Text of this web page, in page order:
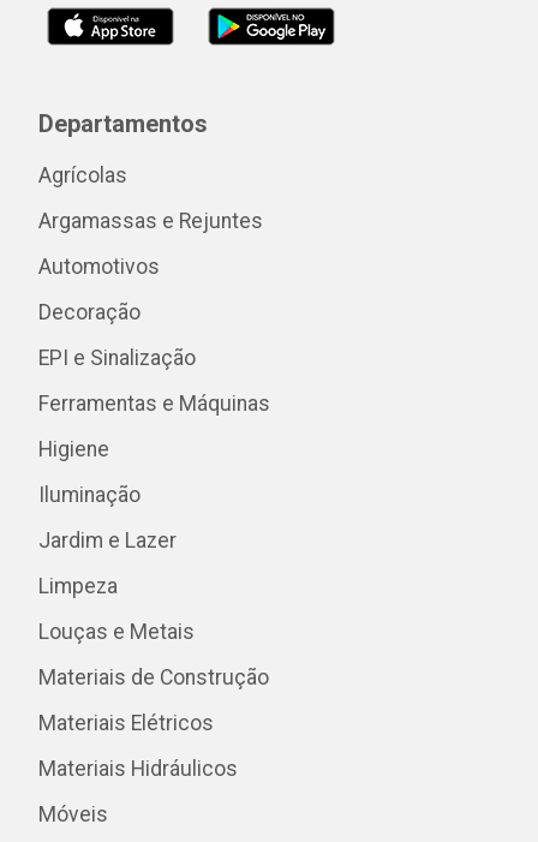
Departamentos
Agrícolas
Argamassas e Rejuntes
Automotivos
Decoração
EPI e Sinalização
Ferramentas e Máquinas
Higiene
Iluminação
Jardim e Lazer
Limpeza
Louças e Metais
Materiais de Construção
Materiais Elétricos
Materiais Hidráulicos
Móveis